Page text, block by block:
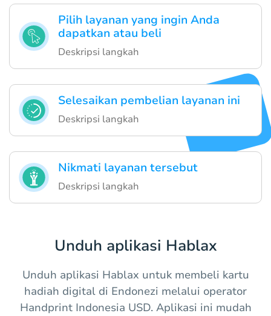
Pilih layanan yang ingin Anda
dapatkan atau beli
Deskripsi langkah
Selesaikan pembelian layanan ini
Deskripsi langkah
Nikmati layanan tersebut
Deskripsi langkah
Unduh aplikasi Hablax
Unduh aplikasi Hablax untuk membeli kartu
hadiah digital di Endonezi melalui operator
Handprint Indonesia USD. Aplikasi ini mudah